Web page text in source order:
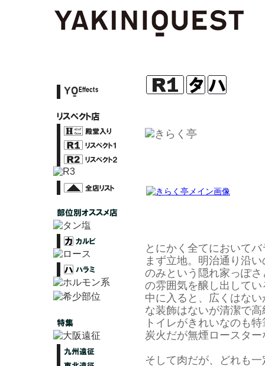
とにかく全てにおいて
まず立地。明治通り沿
のみという隠れ家っぽ
の雰囲気を醸し出してい
中に入ると、広くはな
な装飾はないが清潔で
トイレがきれいなのも
炭火だが無煙ロースタ
そして肉だが、どれも